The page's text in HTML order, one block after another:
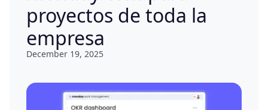
proyectos de toda la
empresa
December 19, 2025